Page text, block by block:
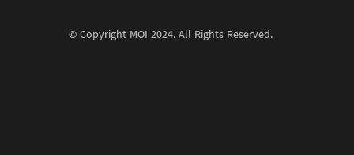
© Copyright MOI 2024. All Rights Reserved.